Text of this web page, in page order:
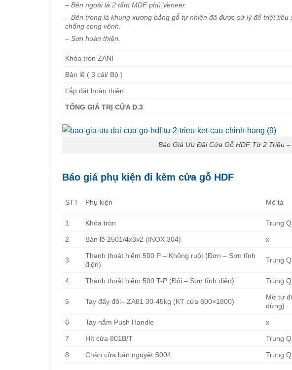
– Bên ngoài là 2 tấm MDF phủ Veneer.
– Bên trong là khung xương bằng gỗ tự nhiên đã được sử lý để triệt tiêu
chống cong vênh.
– Sơn hoàn thiện.
Khóa tròn ZANI
Bản lề ( 3 cái/ Bộ )
Lắp đặt hoàn thiện
TỔNG GIÁ TRỊ CỬA D.3
Báo Giá Ưu Đãi Cửa Gỗ HDF Từ 2 Triệu
Báo giá phụ kiện đi kèm cửa gỗ HDF
STT Phụ kiện Mô tả
1 Khóa tròn Trung
2 Bản lề 2501/4x3x2 (INOX 304) x
3
Thanh thoát hiểm 500 P – Không ruột (Đơn – Sơn tĩnh
điện)
Trung
4 Thanh thoát hiểm 500 T-P (Đôi – Sơn tĩnh điện) Trung
5 Tay đẩy đôi– ZA81 30-45kg (KT cửa 800×1800)
Mở tự
dừng)
6 Tay nắm Push Handle x
7 Hít cửa 801B/T Trung
8 Chặn cửa bán nguyệt S004 Trung